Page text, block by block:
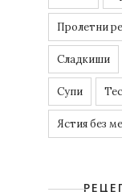
Пролетни
Сладкиши
Супи
Ястия без